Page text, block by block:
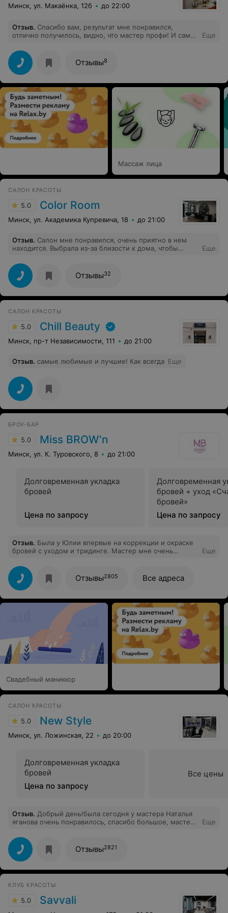
Минск, ул. Макаёнка, 12б до 22:00
Отзыв. Спасибо вам, результат мне понравился,
отлично получилось, видно, что мастер профи! И само
Еще
Отзывы8
Массаж лица
САЛОН КРАСОТЫ
5.0 Color Room
Минск, ул. Академика Купревича, 18 до 21:00
Отзыв. Салон мне понравился, очень приятно в нем
находится. Выбрала из-за близости к дома, чтобы
приветливый, играет приятная музыка, по телевизору
показывают красивое :) С нетерпением жду новых
услуг, буду с удовольствием ходить.
Еще
Отзывы32
САЛОН КРАСОТЫ
5.0 Chill Beauty
Минск, пр-т Независимости, 111 до 21:00
Отзыв. самые любимые и лучшие! Как всегда Еще
БРОУ-БАР
5.0 Miss BROW'n
Минск, ул. К. Туровского, 8 до 21:00
Долговременная укладка
бровей
Цена по запросу
Долговременная
бровей + уход
бровей»
Цена по запросу
Отзыв. Была у Юлии впервые на коррекции и окраске
бровей с уходом и тридинге. Мастер мне очень
пожелания и что именно я хочу получить. Поэтому
результат был превосходным, и коррекция и цвет были
идеальным именно так как я и хотела. С
удовольствием приду к ней ещё раз.
Еще
Отзывы2805 Все адреса
Свадебный маникюр
САЛОН КРАСОТЫ
5.0 New Style
Минск, ул. Ложинская, 22 до 20:00
Долговременная укладка
бровей
Цена по запросу
Все цены
Отзыв. Добрый день!была сегодня у мастера Наталья
яганова очень понравилось, спасибо большое, мастер
Еще
Отзывы2821
КЛУБ КРАСОТЫ
5.0 Savvali